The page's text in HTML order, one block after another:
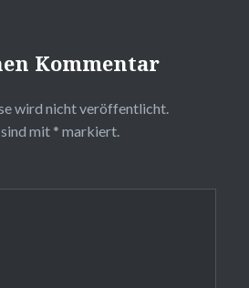
Kommentar
wird nicht veröffentlicht.
mit * markiert.